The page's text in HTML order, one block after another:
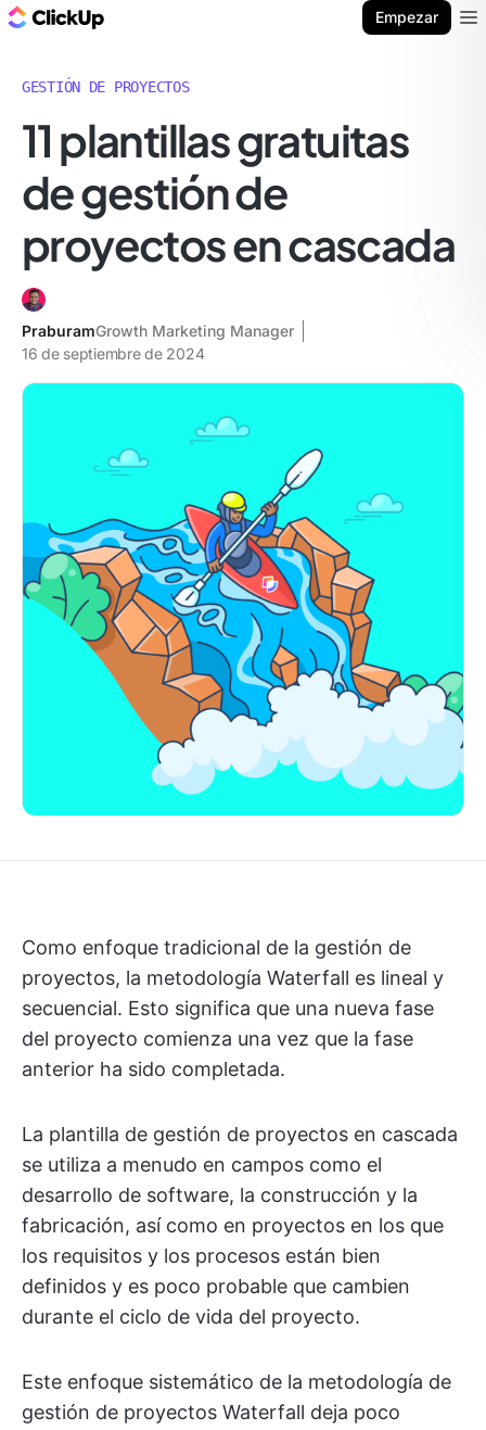
Empezar
GESTIÓN DE PROYECTOS
11 plantillas gratuitas
de gestión de
proyectos en cascada
PraburamGrowth Marketing Manager
16 de septiembre de 2024
Como enfoque tradicional de la gestión de
proyectos, la metodología Waterfall es lineal y
secuencial. Esto significa que una nueva fase
del proyecto comienza una vez que la fase
anterior ha sido completada.
La plantilla de gestión de proyectos en cascada
se utiliza a menudo en campos como el
desarrollo de software, la construcción y la
fabricación, así como en proyectos en los que
los requisitos y los procesos están bien
definidos y es poco probable que cambien
durante el ciclo de vida del proyecto.
Este enfoque sistemático de la metodología de
gestión de proyectos Waterfall deja poco